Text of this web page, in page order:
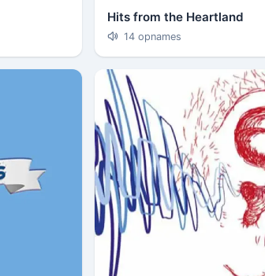
Hits from the Heartland
14 opnames